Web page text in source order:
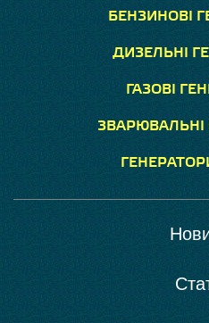
БЕНЗИНОВІ
ДИЗЕЛЬНІ
ГАЗОВІ
ЗВАРЮВАЛЬНІ